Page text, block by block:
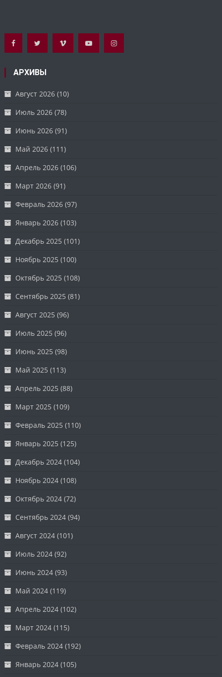
АРХИВЫ
Август 2026 (10)
Июль 2026 (78)
Июнь 2026 (91)
Май 2026 (111)
Апрель 2026 (106)
Март 2026 (91)
Февраль 2026 (97)
Январь 2026 (103)
Декабрь 2025 (101)
Ноябрь 2025 (100)
Октябрь 2025 (108)
Сентябрь 2025 (81)
Август 2025 (96)
Июль 2025 (96)
Июнь 2025 (98)
Май 2025 (113)
Апрель 2025 (88)
Март 2025 (109)
Февраль 2025 (110)
Январь 2025 (125)
Декабрь 2024 (104)
Ноябрь 2024 (108)
Октябрь 2024 (72)
Сентябрь 2024 (94)
Август 2024 (101)
Июль 2024 (92)
Июнь 2024 (93)
Май 2024 (119)
Апрель 2024 (102)
Март 2024 (115)
Февраль 2024 (192)
Январь 2024 (105)